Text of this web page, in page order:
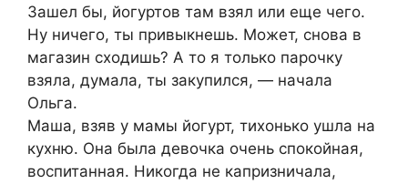
Зашел бы, йогуртов там взял или еще чего.
Ну ничего, ты привыкнешь. Может, снова в
магазин сходишь? А то я только парочку
взяла, думала, ты закупился, — начала
Ольга.
Маша, взяв у мамы йогурт, тихонько ушла на
кухню. Она была девочка очень спокойная,
воспитанная. Никогда не капризничала,